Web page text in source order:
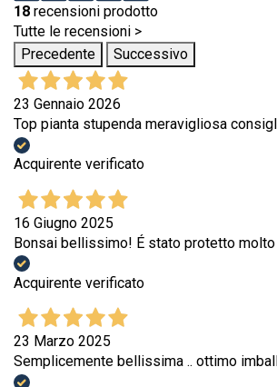
18 recensioni prodotto
Tutte le recensioni >
Precedente
Successivo
23 Gennaio 2026
Top pianta stupenda meravigliosa
Acquirente verificato
16 Giugno 2025
Bonsai bellissimo! É stato protetto
Acquirente verificato
23 Marzo 2025
Semplicemente bellissima .. ottimo